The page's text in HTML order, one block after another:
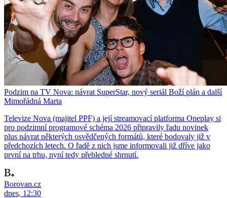
Podzim na TV Nova: návrat SuperStar, nový seriál Boží plán a další
Mimořádná Marta
Televize Nova (majitel PPF) a její streamovací platforma Oneplay si
pro podzimní programové schéma 2026 připravily řadu novinek
plus návrat některých osvědčených formátů, které bodovaly již v
předchozích letech. O řadě z nich jsme informovali již dříve jako
první na trhu, nyní tedy přehledné shrnutí.
Borovan.cz
dnes, 12:30